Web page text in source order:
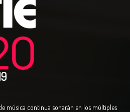
música continua sonarán en los múltiples